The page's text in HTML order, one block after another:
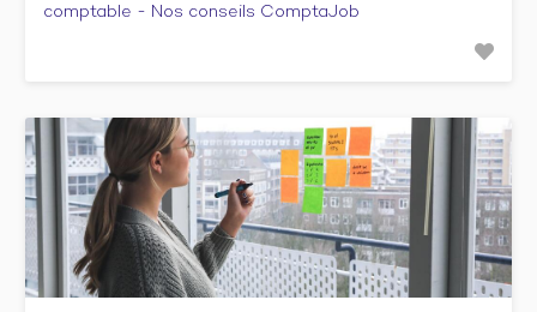
comptable - Nos conseils ComptaJob